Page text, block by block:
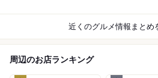
近くのグルメ情報まとめ
周辺のお店ランキング